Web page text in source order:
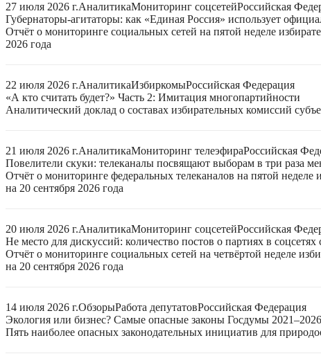
27 июля 2026 г.АналитикаМониторинг соцсетейРоссийская
Губернаторы-агитаторы: как «Единая Россия» использует
Отчёт о мониторинге социальных сетей на пятой неделе
2026 года
22 июля 2026 г.АналитикаИзбиркомыРоссийская Федерация
«А кто считать будет?» Часть 2: Имитация многопартийности
Аналитический доклад о составах избирательных комиссий
21 июля 2026 г.АналитикаМониторинг телеэфираРоссийская
Повелители скуки: телеканалы посвящают выборам в три раза
Отчёт о мониторинге федеральных телеканалов на пятой
на 20 сентября 2026 года
20 июля 2026 г.АналитикаМониторинг соцсетейРоссийская
Не место для дискуссий: количество постов о партиях в
Отчёт о мониторинге социальных сетей на четвёртой неделе
на 20 сентября 2026 года
14 июля 2026 г.ОбзорыРабота депутатовРоссийская Федерация
Экология или бизнес? Самые опасные законы Госдумы 2021–2026
Пять наиболее опасных законодательных инициатив для